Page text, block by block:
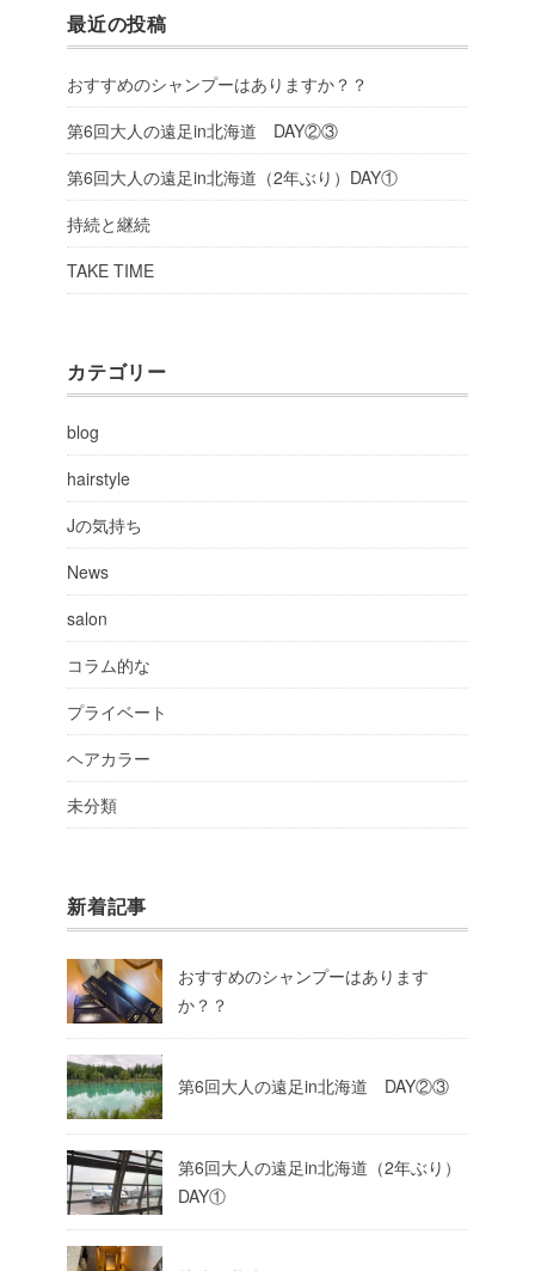
最近の投稿
おすすめのシャンプーはありますか？？
第6回大人の遠足in北海道 DAY②③
第6回大人の遠足in北海道（2年ぶり）DAY①
持続と継続
TAKE TIME
カテゴリー
blog
hairstyle
Jの気持ち
News
salon
コラム的な
プライベート
ヘアカラー
未分類
新着記事
おすすめのシャンプーはあります
か？？
第6回大人の遠足in北海道 DAY②③
第6回大人の遠足in北海道（2年ぶり）
DAY①